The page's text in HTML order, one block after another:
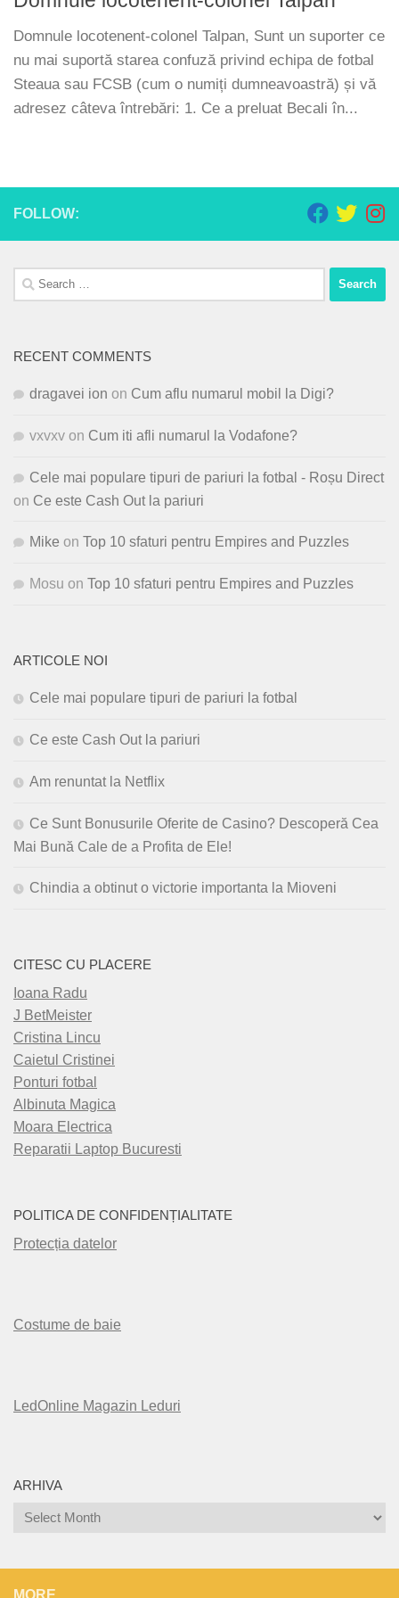
Domnule locotenent-colonel Talpan, Sunt un suporter ce
nu mai suportă starea confuză privind echipa de fotbal
Steaua sau FCSB (cum o numiți dumneavoastră) și vă
adresez câteva întrebări: 1. Ce a preluat Becali în...
FOLLOW:
Search
for:
RECENT COMMENTS
dragavei ion on Cum aflu numarul mobil la Digi?
vxvxv on Cum iti afli numarul la Vodafone?
Cele mai populare tipuri de pariuri la fotbal - Roșu Direct
on Ce este Cash Out la pariuri
Mike on Top 10 sfaturi pentru Empires and Puzzles
Mosu on Top 10 sfaturi pentru Empires and Puzzles
ARTICOLE NOI
Cele mai populare tipuri de pariuri la fotbal
Ce este Cash Out la pariuri
Am renuntat la Netflix
Ce Sunt Bonusurile Oferite de Casino? Descoperă Cea
Mai Bună Cale de a Profita de Ele!
Chindia a obtinut o victorie importanta la Mioveni
CITESC CU PLACERE
Ioana Radu
J BetMeister
Cristina Lincu
Caietul Cristinei
Ponturi fotbal
Albinuta Magica
Moara Electrica
Reparatii Laptop Bucuresti
POLITICA DE CONFIDENȚIALITATE
Protecția datelor
Costume de baie
LedOnline Magazin Leduri
ARHIVA
Arhiva